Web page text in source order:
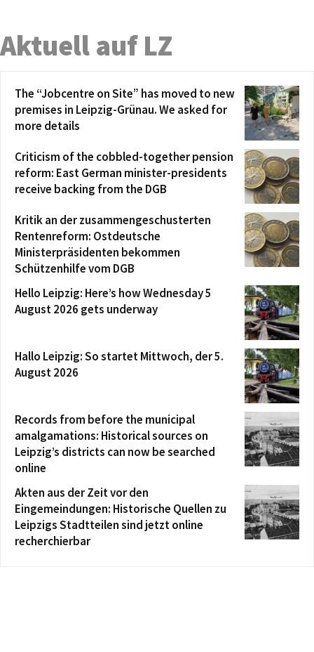
Aktuell auf LZ
The “Jobcentre on Site” has moved to new
premises in Leipzig-Grünau. We asked for
more details
Criticism of the cobbled-together pension
reform: East German minister-presidents
receive backing from the DGB
Kritik an der zusammengeschusterten
Rentenreform: Ostdeutsche
Ministerpräsidenten bekommen
Schützenhilfe vom DGB
Hello Leipzig: Here’s how Wednesday 5
August 2026 gets underway
Hallo Leipzig: So startet Mittwoch, der 5.
August 2026
Records from before the municipal
amalgamations: Historical sources on
Leipzig’s districts can now be searched
online
Akten aus der Zeit vor den
Eingemeindungen: Historische Quellen zu
Leipzigs Stadtteilen sind jetzt online
recherchierbar